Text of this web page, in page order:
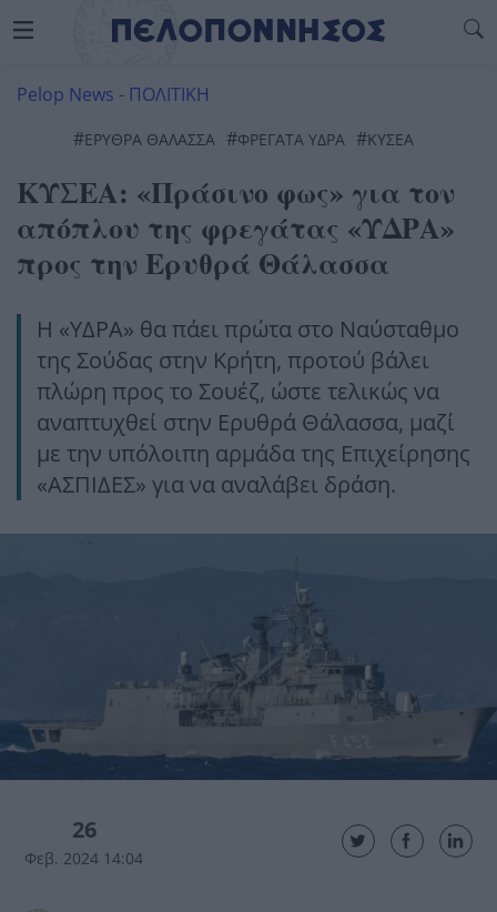
Pelop News - ΠΟΛΙΤΙΚΗ
#ΕΡΥΘΡΆ ΘΆΛΑΣΣΑ #ΦΡΕΓΑΤΑ ΥΔΡΑ #ΚΥΣΕΑ
ΚΥΣΕΑ: «Πράσινο φως» για τον
απόπλου της φρεγάτας «ΥΔΡΑ»
προς την Ερυθρά Θάλασσα
Η «ΥΔΡΑ» θα πάει πρώτα στο Ναύσταθμο
της Σούδας στην Κρήτη, προτού βάλει
πλώρη προς το Σουέζ, ώστε τελικώς να
αναπτυχθεί στην Ερυθρά Θάλασσα, μαζί
με την υπόλοιπη αρμάδα της Επιχείρησης
«ΑΣΠΙΔΕΣ» για να αναλάβει δράση.
26
Φεβ. 2024 14:04